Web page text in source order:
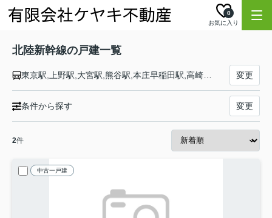
お気に入り
0
北陸新幹線の戸建一覧
変更
条件から探す 変更
2件
中古一戸建